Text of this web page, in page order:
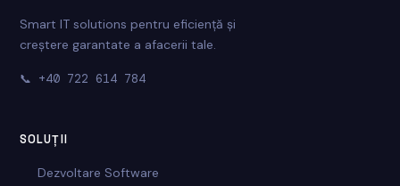
Smart IT solutions pentru eficiență și
creștere garantate a afacerii tale.
📞 +40 722 614 784
SOLUȚII
Dezvoltare Software